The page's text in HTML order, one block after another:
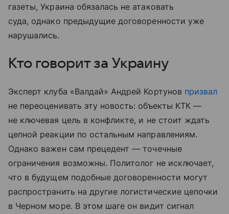
газеты, Украина обязалась не атаковать
суда, однако предыдущие договоренности уже
нарушались.
Кто говорит за Украину
Эксперт клуба «Валдай» Андрей Кортунов призвал
не переоценивать эту новость: объекты КТК —
не ключевая цель в конфликте, и не стоит ждать
цепной реакции по остальным направлениям.
Однако важен сам прецедент — точечные
ограничения возможны. Политолог не исключает,
что в будущем подобные договоренности могут
распространить на другие логистические цепочки
в Черном море. В этом шаге он видит сигнал